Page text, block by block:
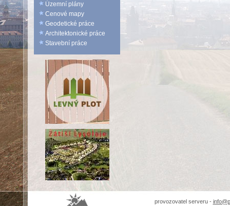
Územní plány
Cenové mapy
Geodetické práce
Architektonické práce
Stavební práce
provozovatel serveru -